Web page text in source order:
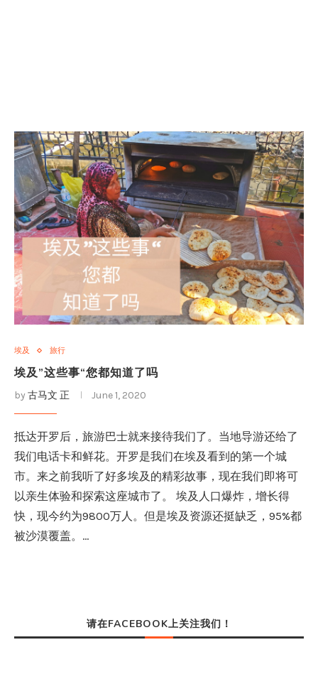
埃及 旅行
埃及”这些事“您都知道了吗
by 古马文 正 June 1, 2020
抵达开罗后，旅游巴士就来接待我们了。当地导游还给了
我们电话卡和鲜花。开罗是我们在埃及看到的第一个城
市。来之前我听了好多埃及的精彩故事，现在我们即将可
以亲生体验和探索这座城市了。 埃及人口爆炸，增长得
快，现今约为9800万人。但是埃及资源还挺缺乏，95%都
被沙漠覆盖。…
请在FACEBOOK上关注我们！